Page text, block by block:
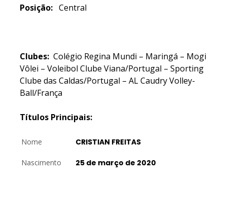
Posição: Central
Clubes: Colégio Regina Mundi – Maringá – Mogi
Vôlei – Voleibol Clube Viana/Portugal – Sporting
Clube das Caldas/Portugal – AL Caudry Volley-
Ball/França
Títulos Principais:
Nome CRISTIAN FREITAS
Nascimento 25 de março de 2020